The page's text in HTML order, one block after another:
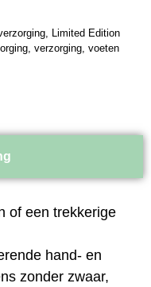
, Limited Edition
, verzorging, voeten
of een trekkerige
hand- en
zonder zwaar,